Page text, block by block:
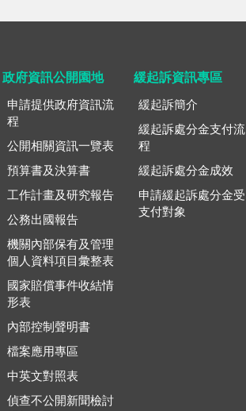
政府資訊公開園地
申請提供政府資訊流
程
公開相關資訊一覽表
預算書及決算書
工作計畫及研究報告
公務出國報告
機關內部保有及管理
個人資料項目彙整表
國家賠償事件收結情
形表
內部控制聲明書
檔案應用專區
中英文對照表
偵查不公開新聞檢討
緩起訴資訊專區
緩起訴簡介
緩起訴處分金支付流
程
緩起訴處分金成效
申請緩起訴處分金受
支付對象